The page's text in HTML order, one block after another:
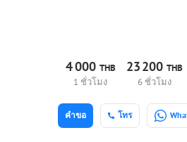
4000 THB
1 ชั่วโมง
23200THB
6 ชั่วโมง
โทร
คำขอ